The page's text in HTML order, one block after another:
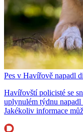
Pes v Havířově napadl
Havířovští policisté se
uplynulém týdnu
Jakékoliv informace